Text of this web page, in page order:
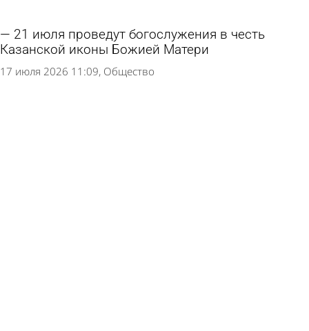
21 июля проведут богослужения в честь
Казанской иконы Божией Матери
17 июля 2026 11:09 Общество